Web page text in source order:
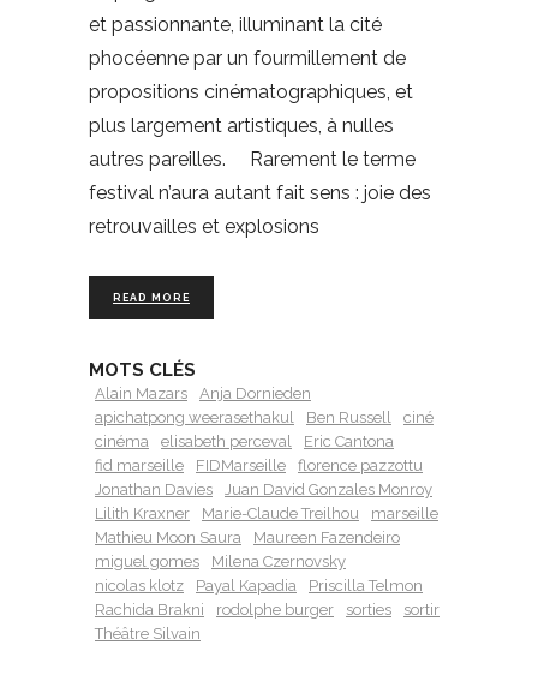
et passionnante, illuminant la cité
phocéenne par un fourmillement de
propositions cinématographiques, et
plus largement artistiques, à nulles
autres pareilles. Rarement le terme
festival n’aura autant fait sens : joie des
retrouvailles et explosions
READ MORE
MOTS CLÉS
Alain Mazars
Anja Dornieden
apichatpong weerasethakul
Ben Russell
ciné
cinéma
elisabeth perceval
Eric Cantona
fid marseille
FIDMarseille
florence pazzottu
Jonathan Davies
Juan David Gonzales Monroy
Lilith Kraxner
Marie-Claude Treilhou
marseille
Mathieu Moon Saura
Maureen Fazendeiro
miguel gomes
Milena Czernovsky
nicolas klotz
Payal Kapadia
Priscilla Telmon
Rachida Brakni
rodolphe burger sorties
sortir
Théâtre Silvain